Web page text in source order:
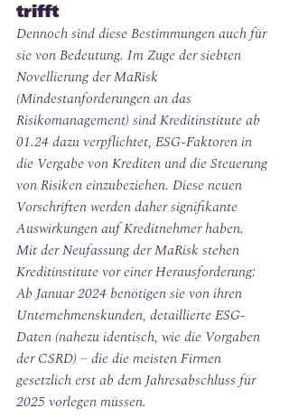
trifft
Dennoch sind diese Bestimmungen auch für
sie von Bedeutung. Im Zuge der siebten
Novellierung der MaRisk
(Mindestanforderungen an das
Risikomanagement) sind Kreditinstitute ab
01.24 dazu verpflichtet, ESG-Faktoren in
die Vergabe von Krediten und die Steuerung
von Risiken einzubeziehen. Diese neuen
Vorschriften werden daher signifikante
Auswirkungen auf Kreditnehmer haben.
Mit der Neufassung der MaRisk stehen
Kreditinstitute vor einer Herausforderung:
Ab Januar 2024 benötigen sie von ihren
Unternehmenskunden, detaillierte ESG-
Daten (nahezu identisch, wie die Vorgaben
der CSRD) – die die meisten Firmen
gesetzlich erst ab dem Jahresabschluss für
2025 vorlegen müssen.